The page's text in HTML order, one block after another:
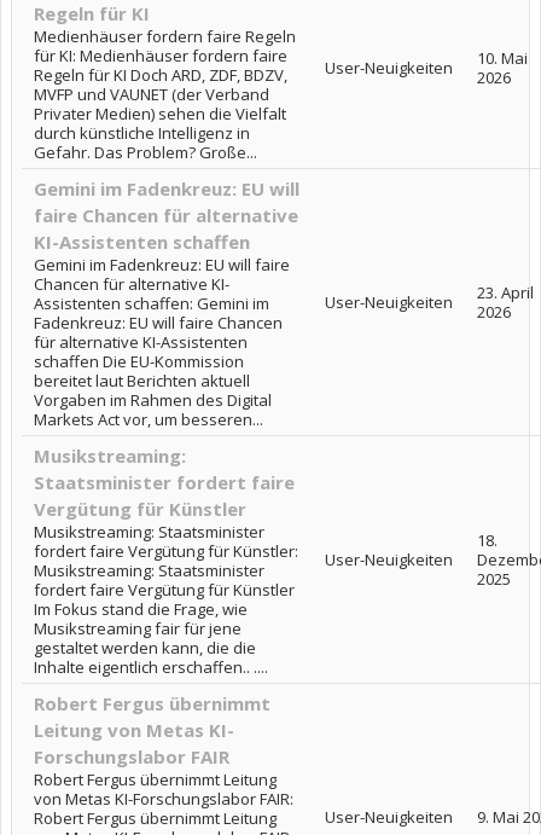
Regeln für KI
Medienhäuser fordern faire Regeln
für KI: Medienhäuser fordern faire
Regeln für KI Doch ARD, ZDF, BDZV,
MVFP und VAUNET (der Verband
Privater Medien) sehen die Vielfalt
durch künstliche Intelligenz in
Gefahr. Das Problem? Große...
User-Neuigkeiten
10. Mai
2026
Gemini im Fadenkreuz: EU will
faire Chancen für alternative
KI-Assistenten schaffen
Gemini im Fadenkreuz: EU will faire
Chancen für alternative KI-
Assistenten schaffen: Gemini im
Fadenkreuz: EU will faire Chancen
für alternative KI-Assistenten
schaffen Die EU-Kommission
bereitet laut Berichten aktuell
Vorgaben im Rahmen des Digital
Markets Act vor, um besseren...
User-Neuigkeiten
23. April
2026
Musikstreaming:
Staatsminister fordert faire
Vergütung für Künstler
Musikstreaming: Staatsminister
fordert faire Vergütung für Künstler:
Musikstreaming: Staatsminister
fordert faire Vergütung für Künstler
Im Fokus stand die Frage, wie
Musikstreaming fair für jene
gestaltet werden kann, die die
Inhalte eigentlich erschaffen.. ....
User-Neuigkeiten
18.
2025
Robert Fergus übernimmt
Leitung von Metas KI-
Forschungslabor FAIR
Robert Fergus übernimmt Leitung
von Metas KI-Forschungslabor FAIR:
Robert Fergus übernimmt Leitung
User-Neuigkeiten 9. Mai